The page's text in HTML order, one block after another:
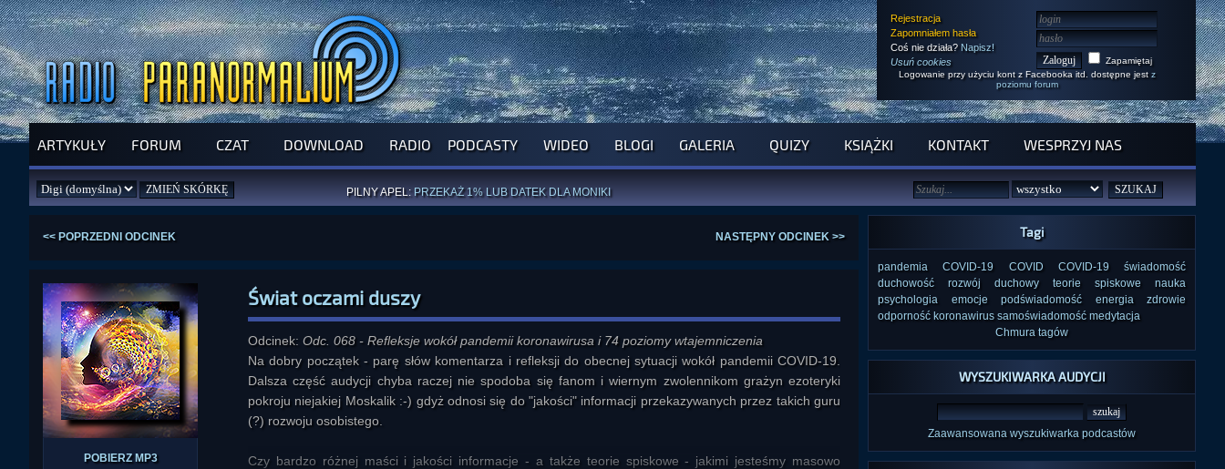
Rejestracja
Zapomniałem hasła
Coś nie działa? Napisz!
Usuń cookies
Zapamiętaj
Logowanie przy użyciu kont z Facebooka itd. dostępne jest z
poziomu forum
ARTYKUŁY FORUM CZAT DOWNLOAD RADIO PODCASTY WIDEO BLOGI GALERIA QUIZY KSIĄŻKI KONTAKT WESPRZYJ NAS
SPRAWDŹ PROGRAM NA NAJBLIŻSZY TYDZIEŃ
PILNY APEL: PRZEKAŻ 1% LUB DATEK DLA MONIKI
<< POPRZEDNI ODCINEK NASTĘPNY ODCINEK >>
POBIERZ MP3
Świat oczami duszy
Odcinek: Odc. 068 - Refleksje wokół pandemii koronawirusa i 74 poziomy wtajemniczenia
Na dobry początek - parę słów komentarza i refleksji do obecnej sytuacji wokół pandemii COVID-19.
Dalsza część audycji chyba raczej nie spodoba się fanom i wiernym zwolennikom grażyn ezoteryki
pokroju niejakiej Moskalik :-) gdyż odnosi się do "jakości" informacji przekazywanych przez takich guru
(?) rozwoju osobistego.
Czy bardzo różnej maści i jakości informacje - a także teorie spiskowe - jakimi jesteśmy masowo
Tagi
pandemia COVID-19 COVID COVID-19
świadomość
duchowość
rozwój duchowy teorie spiskowe
nauka
psychologia
emocje podświadomość energia
zdrowie
odporność koronawirus samoświadomość medytacja
Chmura tagów
WYSZUKIWARKA AUDYCJI
Zaawansowana wyszukiwarka podcastów